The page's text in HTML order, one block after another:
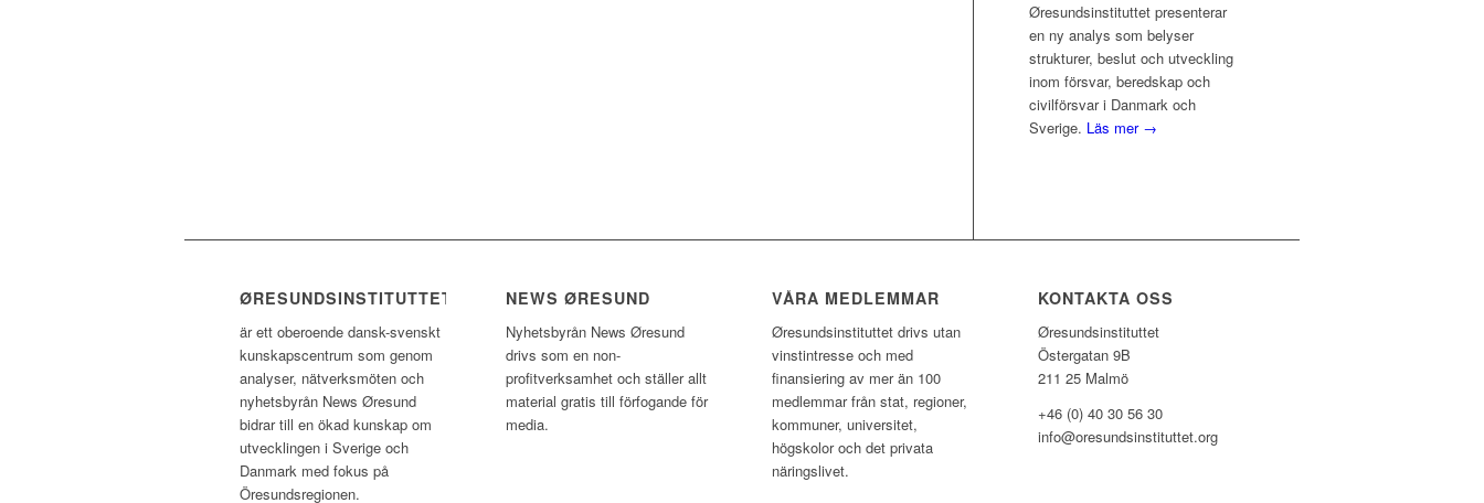
Øresundsinstituttet presenterar
en ny analys som belyser
strukturer, beslut och utveckling
inom försvar, beredskap och
civilförsvar i Danmark och
Sverige. Läs mer →
ØRESUNDSINSTITUTTET
är ett oberoende dansk-svenskt
kunskapscentrum som genom
analyser, nätverksmöten och
nyhetsbyrån News Øresund
bidrar till en ökad kunskap om
utvecklingen i Sverige och
Danmark med fokus på
Öresundsregionen.
NEWS ØRESUND
Nyhetsbyrån News Øresund
drivs som en non-
profitverksamhet och ställer allt
material gratis till förfogande för
media.
VÅRA MEDLEMMAR
Øresundsinstituttet drivs utan
vinst­intresse och med
finansiering av mer än 100
medlemmar från stat, regioner,
kommuner, universitet,
högskolor och det privata
näringslivet.
KONTAKTA OSS
Øresundsinstituttet
Östergatan 9B
211 25 Malmö
+46 (0) 40 30 56 30
info@oresundsinstituttet.org